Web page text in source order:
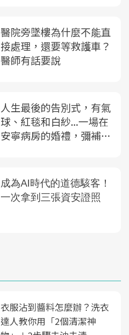
醫院旁墜樓為什麼不能直
接處理，還要等救護車？
醫師有話要說
人生最後的告別式，有氣
球、紅毯和白紗...一場在
安寧病房的婚禮，彌補了
衣服沾到醬料怎麼辦？洗衣
達人教你用「2個清潔神